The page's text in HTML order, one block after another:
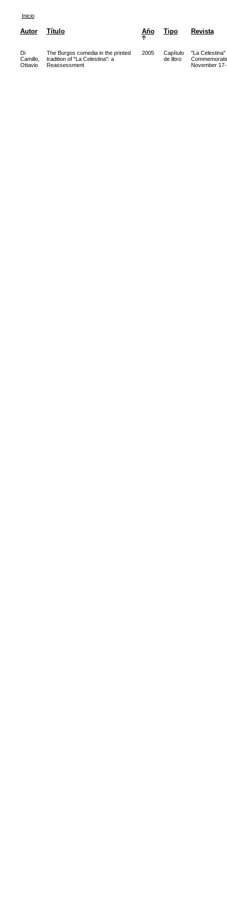
Inicio
Autor Título Año Tipo Revista
Di
Camillo,
Ottavio
The Burgos comedia in the printed
tradition of "La Celestina": a
Reassessment
2005
Capítulo
de libro
"La
November